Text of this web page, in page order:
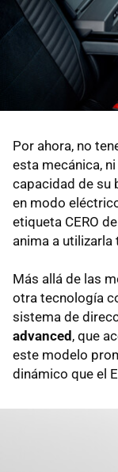
Por ahora, no
esta mecánica,
capacidad de su
en modo
etiqueta CERO
anima a utilizarla
Más allá de las
otra tecnología
sistema de
advanced, que
este modelo
dinámico que el